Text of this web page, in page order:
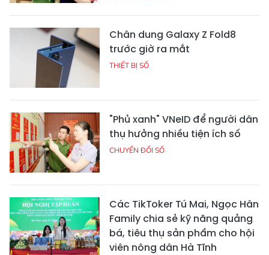
Chân dung Galaxy Z Fold8
trước giờ ra mắt
THIẾT BỊ SỐ
"Phủ xanh" VNeID để người dân
thụ hưởng nhiều tiện ích số
CHUYỂN ĐỔI SỐ
Các TikToker Tú Mai, Ngọc Hân
Family chia sẻ kỹ năng quảng
bá, tiêu thụ sản phẩm cho hội
viên nông dân Hà Tĩnh